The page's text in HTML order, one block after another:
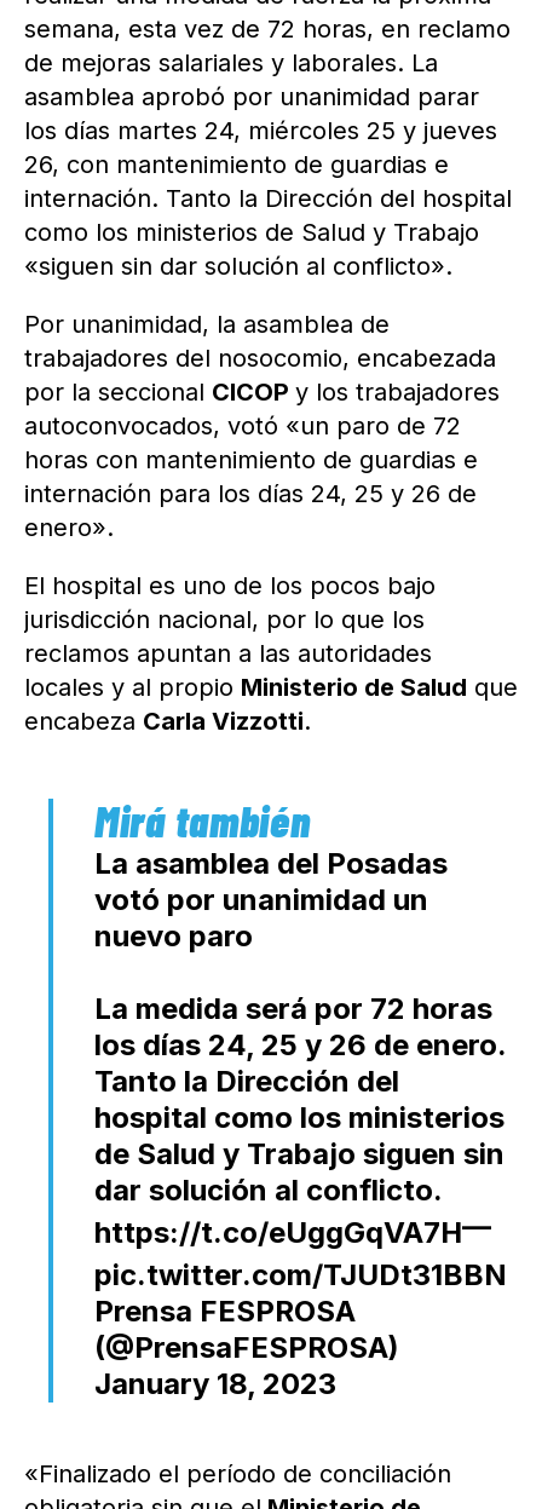
semana, esta vez de 72 horas, en reclamo
de mejoras salariales y laborales. La
asamblea aprobó por unanimidad parar
los días martes 24, miércoles 25 y jueves
26, con mantenimiento de guardias e
internación. Tanto la Dirección del hospital
como los ministerios de Salud y Trabajo
«siguen sin dar solución al conflicto».
Por unanimidad, la asamblea de
trabajadores del nosocomio, encabezada
por la seccional CICOP y los trabajadores
autoconvocados, votó «un paro de 72
horas con mantenimiento de guardias e
internación para los días 24, 25 y 26 de
enero».
El hospital es uno de los pocos bajo
jurisdicción nacional, por lo que los
reclamos apuntan a las autoridades
locales y al propio Ministerio de Salud que
encabeza Carla Vizzotti.
La asamblea del Posadas
votó por unanimidad un
nuevo paro
La medida será por 72 horas
los días 24, 25 y 26 de enero.
Tanto la Dirección del
hospital como los ministerios
de Salud y Trabajo siguen sin
dar solución al conflicto.
https://t.co/eUggGqVA7H
pic.twitter.com/TJUDt31BBN
—
Prensa FESPROSA
(@PrensaFESPROSA)
January 18, 2023
«Finalizado el período de conciliación